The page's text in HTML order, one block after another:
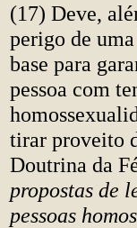
(17) Deve,
perigo de
base para
pessoa com
tirar proveito
Doutrina da
propostas de
pessoas